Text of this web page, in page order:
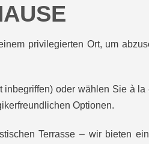
privilegierten Ort, um
oder wählen Sie à
Optionen.
Terrasse – wir bieten